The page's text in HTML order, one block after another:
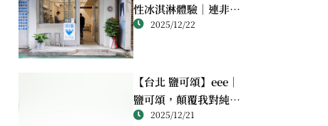
性冰淇淋體驗｜連非素
食者都會愛上的純植物
2025/12/22
【台北 鹽可頌】eee｜
鹽可頌，顛覆我對純素
烘焙的想像
2025/12/21